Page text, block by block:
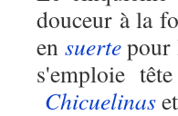
douceur à la
en suertepour
s'emploie
Chicuelinas